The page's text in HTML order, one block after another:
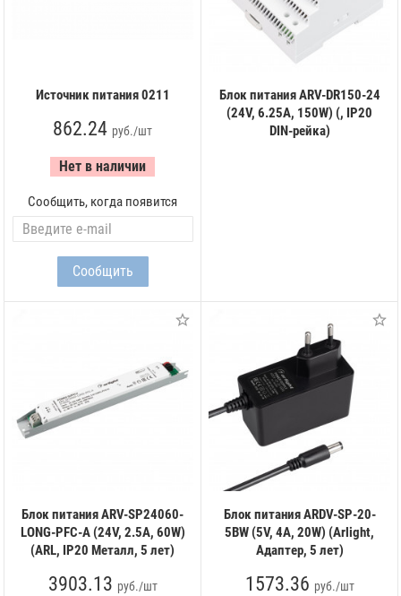
Источник питания 0211
862.24 руб./шт
Нет в наличии
Сообщить, когда появится
Блок питания ARV-DR150-24
(24V, 6.25A, 150W) (, IP20
DIN-рейка)
Блок питания ARV-SP24060-
LONG-PFC-A (24V, 2.5A, 60W)
(ARL, IP20 Металл, 5 лет)
3903.13 руб./шт
Блок питания ARDV-SP-20-
5BW (5V, 4A, 20W) (Arlight,
Адаптер, 5 лет)
1573.36 руб./шт